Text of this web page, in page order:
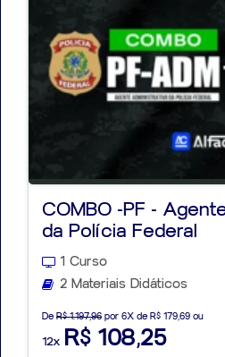
COMBO -PF -
da Polícia Federal
1 Curso
2 Materiais Didáticos
De R$ 1.197,96 por 6X de R$ 179,69 ou
12x R$ 108,25